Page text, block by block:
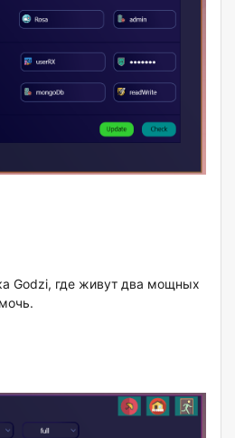
Godzi, где живут два мощных